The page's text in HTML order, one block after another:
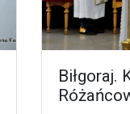
Biłgoraj.